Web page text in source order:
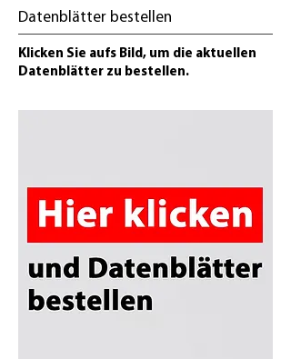
Datenblätter bestellen
Klicken Sie aufs Bild, um die aktuellen
Datenblätter zu bestellen.